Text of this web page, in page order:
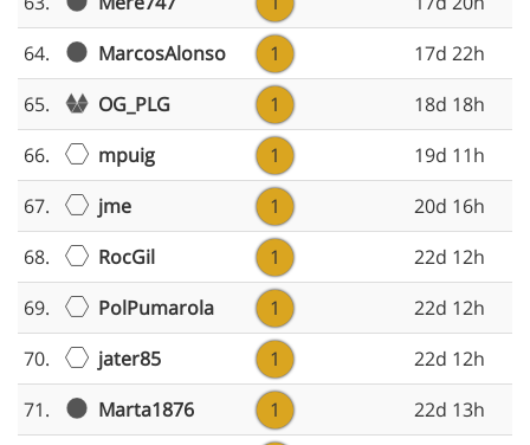
64.
MarcosAlonso 1
17d 22h
65.
OG_PLG 1
18d 18h
66.
mpuig 1
19d 11h
67.
jme 1
20d 16h
68.
RocGil 1
22d 12h
69.
PolPumarola 1
22d 12h
70.
jater85 1
22d 12h
71.
Marta1876 1
22d 13h